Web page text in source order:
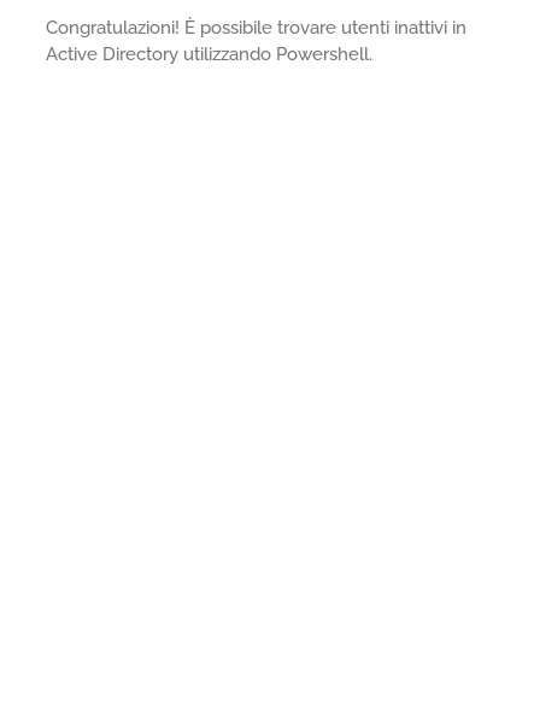
Congratulazioni! È possibile trovare utenti inattivi in
Active Directory utilizzando Powershell.